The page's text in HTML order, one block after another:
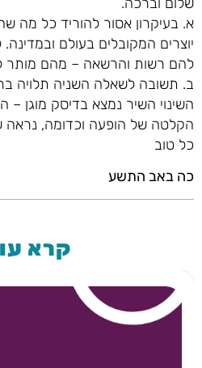
א. בעיקרון אסור להוריד כל מה
יוצרים המקובלים בעולם
להם רשות והרשאה – מהם מותר
ב. תשובה לשאלה השניה תלויה
השינוי השיר נמצא בדיסק מוגן
הקלטה של הופעה וכדומה, נראה
כל טוב
כה באב התשע
קרא